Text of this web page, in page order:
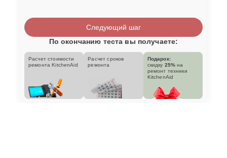
Следующий шаг
По окончанию теста вы получаете:
Расчет стоимости
ремонта KitchenAid
Расчет сроков
ремонта
Подарок:
скидку 25% на
ремонт техники
KitchenAid